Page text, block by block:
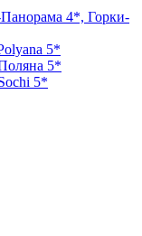
4*, Горки-
5*
5*
5*